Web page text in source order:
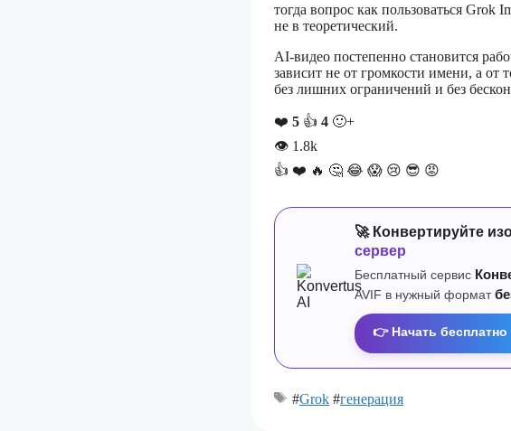
тогда вопрос как пользоваться Grok
не в теоретический.
AI-видео постепенно становится
зависит не от громкости имени, а
без лишних ограничений и без
❤️ 5 👍 4 🙂+
👁 1.8k
👍 ❤️ 🔥 🤔 😂 😱 😢 😎 😡
🚀 Конвертируйте
сервер
Бесплатный сервис
AVIF в нужный формат
👉 Начать
#Grok #генерация